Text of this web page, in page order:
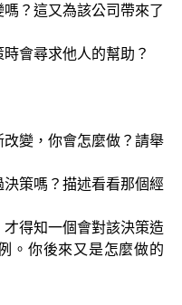
？這又為該公司帶來了
會尋求他人的幫助？
變，你會怎麼做？請舉
策嗎？描述看看那個經
得知一個會對該決策造
。你後來又是怎麼做的